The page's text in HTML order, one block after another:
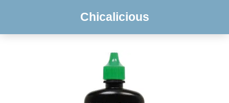
Chicalicious